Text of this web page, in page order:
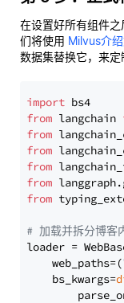
在设置好所有组件
们将使用 Milvus介
数据集替换它，来定
import
from langchain
from
from
from
from
from
# 加载并拆分博客
loader =
    web_paths=(
    bs_kwargs=